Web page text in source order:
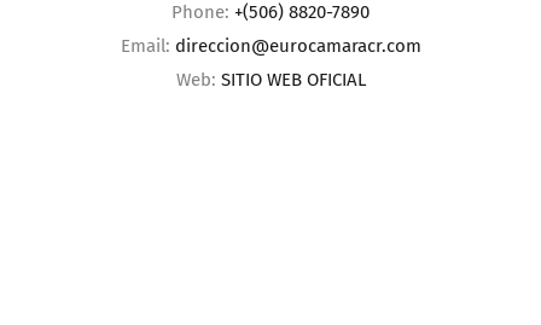
Phone: +(506) 8820-7890
Email: direccion@eurocamaracr.com
Web: SITIO WEB OFICIAL